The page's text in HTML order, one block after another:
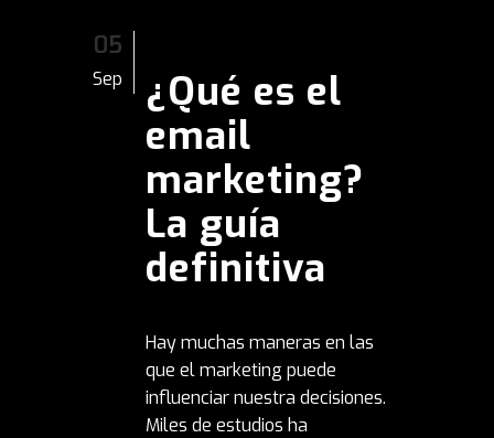
05
Sep
¿Qué es el
email
marketing?
La guía
definitiva
Hay muchas maneras en las
que el marketing puede
influenciar nuestra decisiones.
Miles de estudios ha